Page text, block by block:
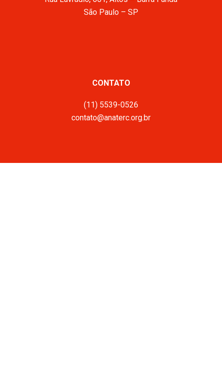
São Paulo – SP
CONTATO
(11) 5539-0526
contato@anaterc.org.br